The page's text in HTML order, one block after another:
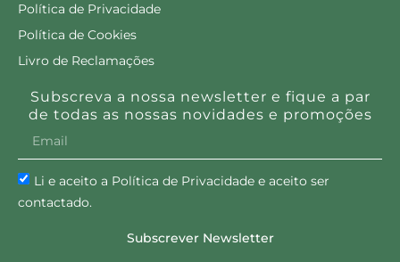
Política de Privacidade
Política de Cookies
Livro de Reclamações
Subscreva a nossa newsletter e fique a par
de todas as nossas novidades e promoções
Li e aceito a Política de Privacidade e aceito ser
contactado.
Subscrever Newsletter